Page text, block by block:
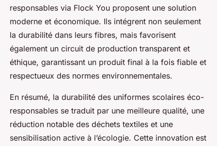
responsables via Flock You proposent une solution
moderne et économique. Ils intégrent non seulement
la durabilité dans leurs fibres, mais favorisent
également un circuit de production transparent et
éthique, garantissant un produit final à la fois fiable et
respectueux des normes environnementales.
En résumé, la durabilité des uniformes scolaires éco-
responsables se traduit par une meilleure qualité, une
réduction notable des déchets textiles et une
sensibilisation active à l’écologie. Cette innovation est